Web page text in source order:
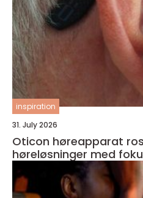
inspiration
31. July 2026
Oticon høreapparat roskilde
høreløsninger med